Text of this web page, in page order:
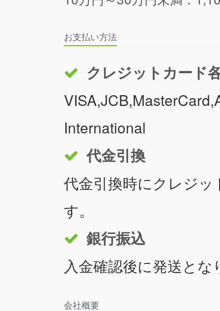
お支払い方法
クレジットカード
International
代金引換
代金引換時にクレジ
す。
銀行振込
入金確認後に発送とな
会社概要